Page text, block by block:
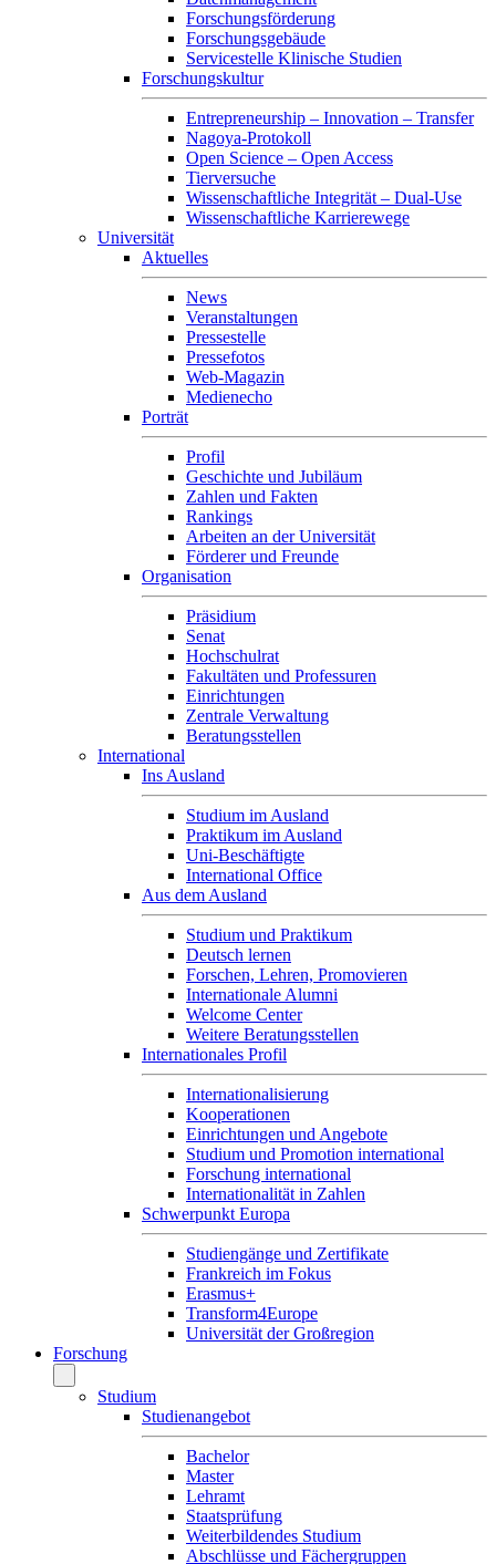
Forschungsförderung
Forschungsgebäude
Servicestelle Klinische Studien
Forschungskultur
Entrepreneurship – Innovation – Transfer
Nagoya-Protokoll
Open Science – Open Access
Tierversuche
Wissenschaftliche Integrität – Dual-Use
Wissenschaftliche Karrierewege
Universität
Aktuelles
News
Veranstaltungen
Pressestelle
Pressefotos
Web-Magazin
Medienecho
Porträt
Profil
Geschichte und Jubiläum
Zahlen und Fakten
Rankings
Arbeiten an der Universität
Förderer und Freunde
Organisation
Präsidium
Senat
Hochschulrat
Fakultäten und Professuren
Einrichtungen
Zentrale Verwaltung
Beratungsstellen
International
Ins Ausland
Studium im Ausland
Praktikum im Ausland
Uni-Beschäftigte
International Office
Aus dem Ausland
Studium und Praktikum
Deutsch lernen
Forschen, Lehren, Promovieren
Internationale Alumni
Welcome Center
Weitere Beratungsstellen
Internationales Profil
Internationalisierung
Kooperationen
Einrichtungen und Angebote
Studium und Promotion international
Forschung international
Internationalität in Zahlen
Schwerpunkt Europa
Studiengänge und Zertifikate
Frankreich im Fokus
Erasmus+
Transform4Europe
Universität der Großregion
Forschung
Studium
Studienangebot
Bachelor
Master
Lehramt
Staatsprüfung
Weiterbildendes Studium
Abschlüsse und Fächergruppen